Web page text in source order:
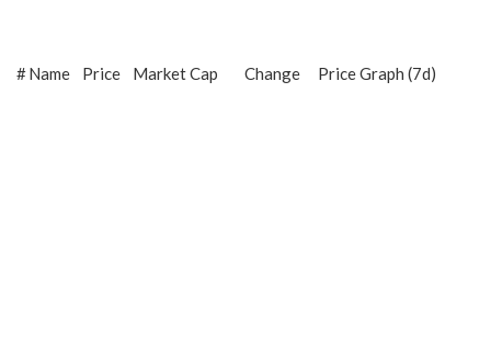
#Name Price Market Cap Change Price Graph (7d)